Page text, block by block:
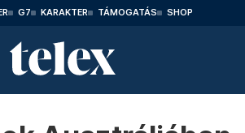
G7 KARAKTER TÁMOGATÁS SHOP